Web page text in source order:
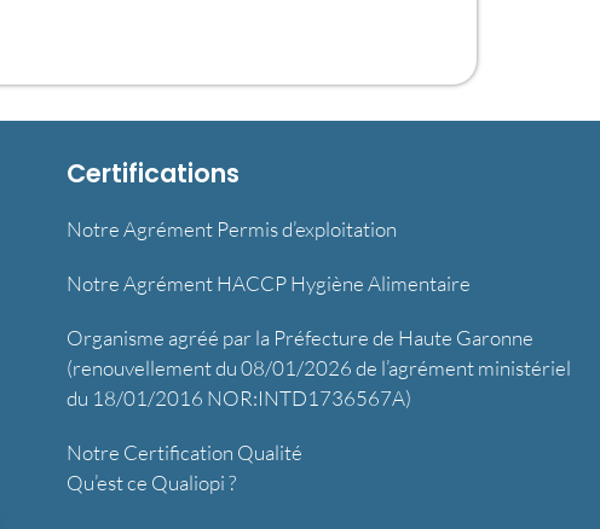
Certifications
Notre Agrément Permis d’exploitation
Notre Agrément HACCP Hygiène Alimentaire
Organisme agréé par la Préfecture de Haute Garonne
(renouvellement du 08/01/2026 de l’agrément ministériel
du 18/01/2016 NOR:INTD1736567A)
Notre Certification Qualité
Qu’est ce Qualiopi ?